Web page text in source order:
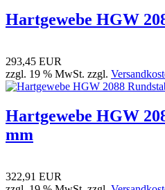
Hartgewebe HGW
293,45 EUR
zzgl. 19 % MwSt. zzgl.
Hartgewebe HGW
mm
322,91 EUR